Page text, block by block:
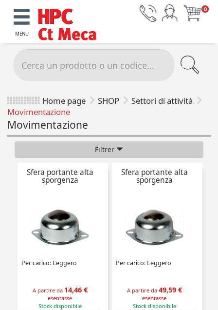
MENU
0
Home page SHOP
Settori di attività
Movimentazione
Movimentazione
Filtrer
Sfera portante alta
sporgenza
Per carico: Leggero
A partire da 14,46 €
esentasse
Stock disponibile
Sfera portante alta
sporgenza
Per carico: Leggero
A partire da 49,59 €
esentasse
Stock disponibile